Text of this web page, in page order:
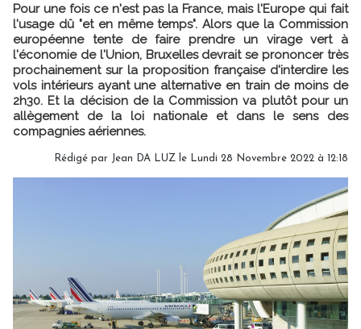
Pour une fois ce n'est pas la France, mais l'Europe qui fait
l'usage dû "et en même temps". Alors que la Commission
européenne tente de faire prendre un virage vert à
l'économie de l'Union, Bruxelles devrait se prononcer très
prochainement sur la proposition française d'interdire les
vols intérieurs ayant une alternative en train de moins de
2h30. Et la décision de la Commission va plutôt pour un
allègement de la loi nationale et dans le sens des
compagnies aériennes.
Rédigé par Jean DA LUZ le Lundi 28 Novembre 2022 à 12:18